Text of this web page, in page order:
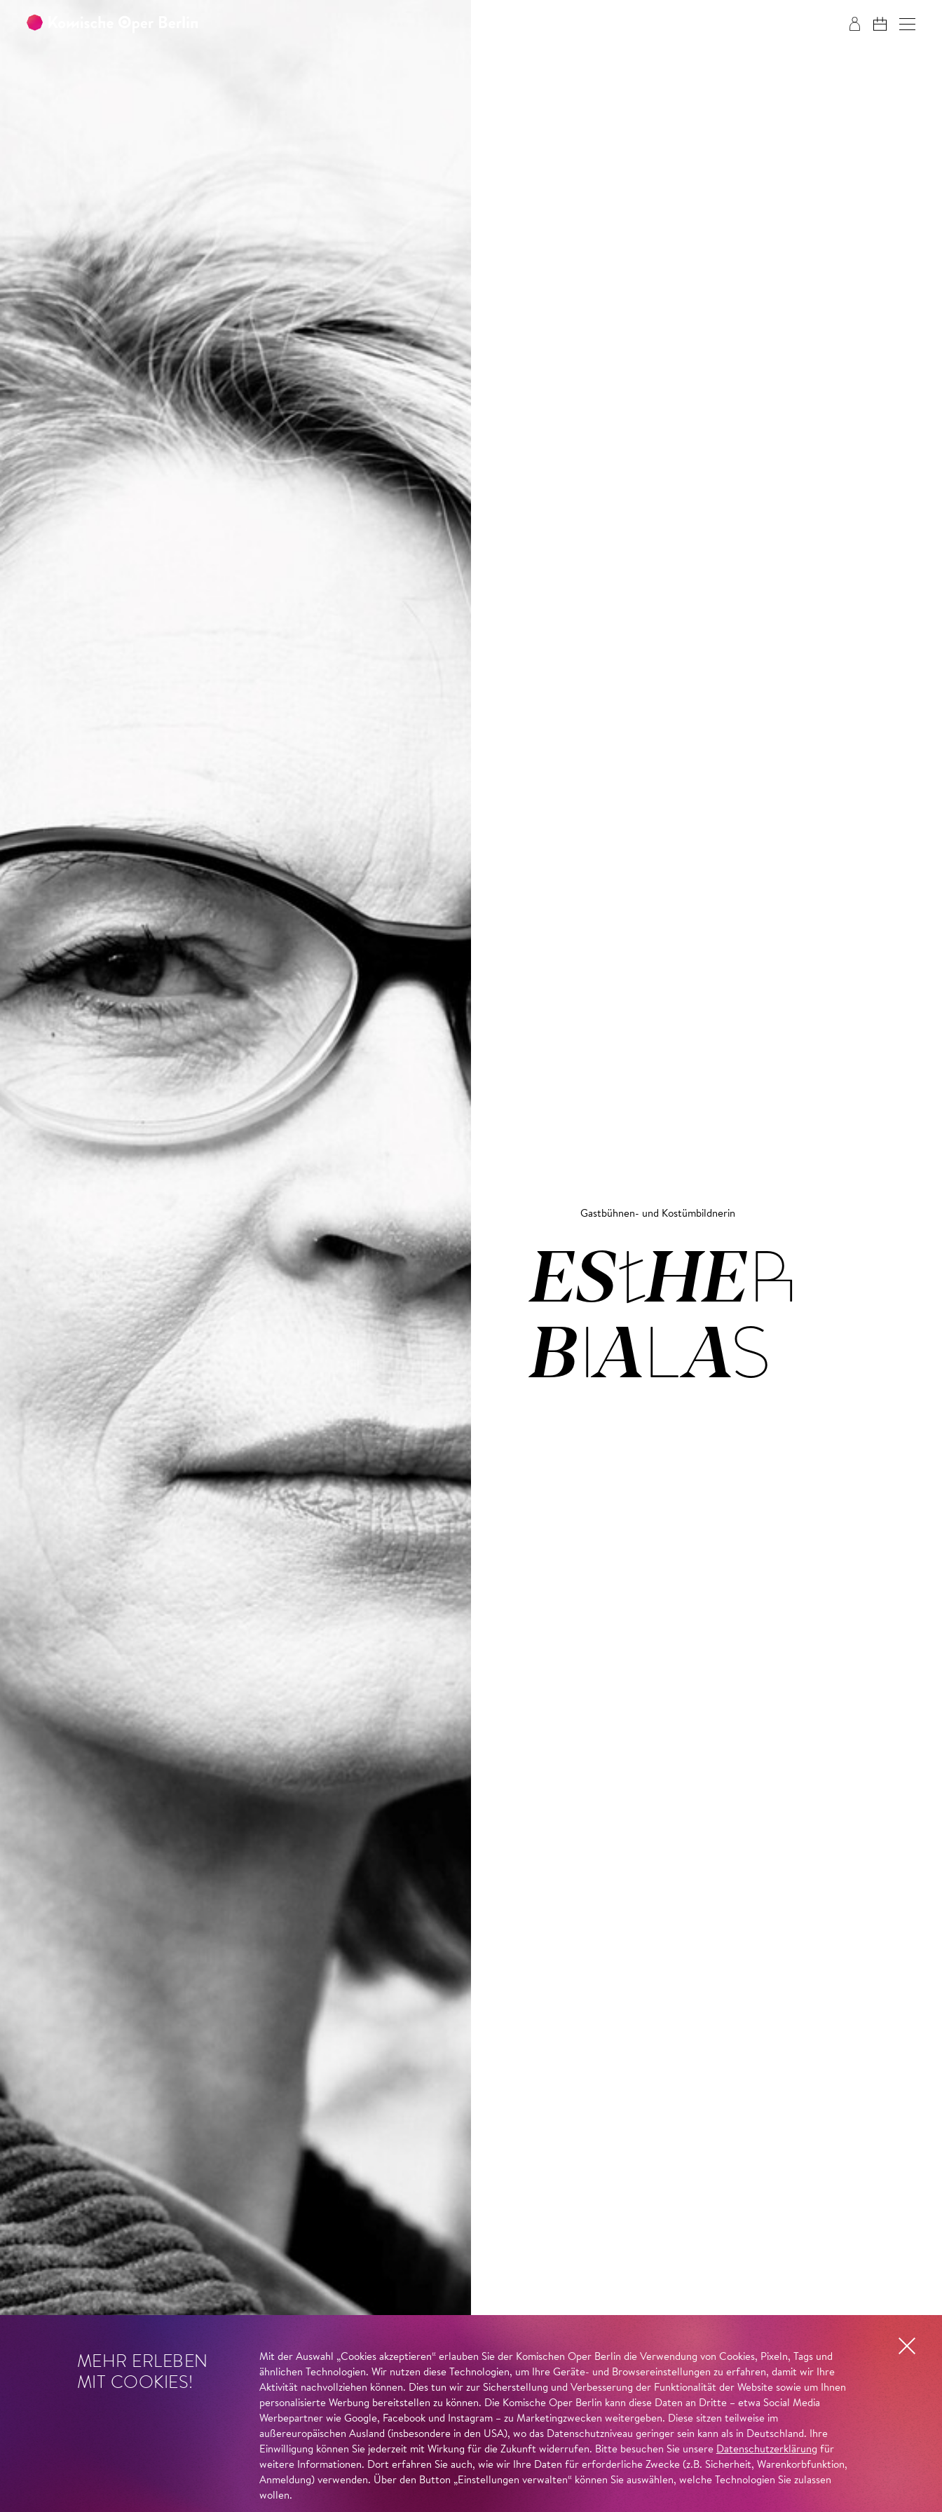
Zum Hauptinhalt springen
Gastbühnen- und Kostümbildnerin
ES­THER
BIA­LAS
MEHR ERLEBEN
MIT COOKIES!
Mit der Auswahl „Cookies akzeptieren“ erlauben Sie der Komischen Oper Berlin die Verwendung von Cookies, Pixeln, Tags und
ähnlichen Technologien. Wir nutzen diese Technologien, um Ihre Geräte- und Browsereinstellungen zu erfahren, damit wir Ihre
Aktivität nachvollziehen können. Dies tun wir zur Sicherstellung und Verbesserung der Funktionalität der Website sowie um Ihnen
personalisierte Werbung bereitstellen zu können. Die Komische Oper Berlin kann diese Daten an Dritte – etwa Social Media
Werbepartner wie Google, Facebook und Instagram – zu Marketingzwecken weitergeben. Diese sitzen teilweise im
außereuropäischen Ausland (insbesondere in den USA), wo das Datenschutzniveau geringer sein kann als in Deutschland. Ihre
Einwilligung können Sie jederzeit mit Wirkung für die Zukunft widerrufen. Bitte besuchen Sie unsere Datenschutzerklärung für
weitere Informationen. Dort erfahren Sie auch, wie wir Ihre Daten für erforderliche Zwecke (z.B. Sicherheit, Warenkorbfunktion,
Anmeldung) verwenden. Über den Button „Einstellungen verwalten“ können Sie auswählen, welche Technologien Sie zulassen
wollen.